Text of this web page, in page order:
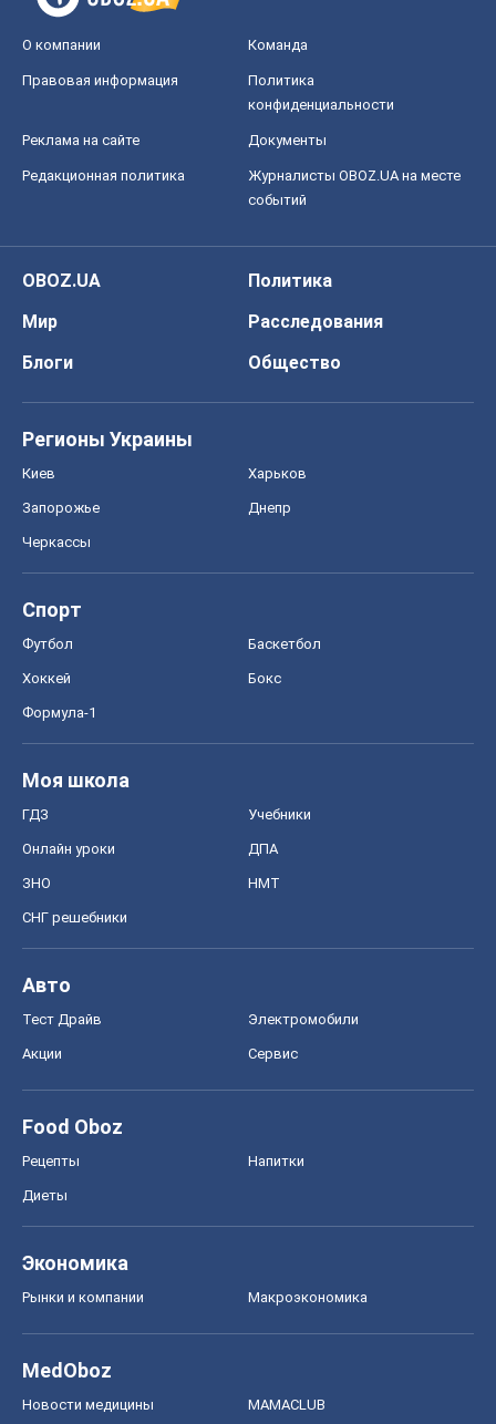
О компании Команда
Правовая информация
Политика
конфиденциальности
Реклама на сайте Документы
Редакционная политика
Журналисты OBOZ.UA на месте
событий
OBOZ.UA
Политика
Мир
Расследования
Блоги
Общество
Регионы Украины
Киев Харьков
Запорожье Днепр
Черкассы
Спорт
Футбол Баскетбол
Хоккей Бокс
Формула-1
Моя школа
ГДЗ Учебники
Онлайн уроки ДПА
ЗНО НМТ
СНГ решебники
Авто
Тест Драйв Электромобили
Акции Сервис
Food Oboz
Рецепты Напитки
Диеты
Экономика
Рынки и компании Mакроэкономика
MedOboz
Новости медицины MAMACLUB